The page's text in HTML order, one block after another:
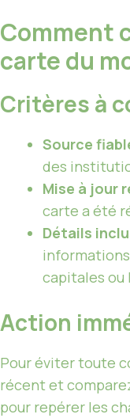
Comment
carte du
Critères à
Source
des
Mise à jour
carte a été
Détails
capitales ou
Action
Pour éviter toute
récent et
pour repérer les